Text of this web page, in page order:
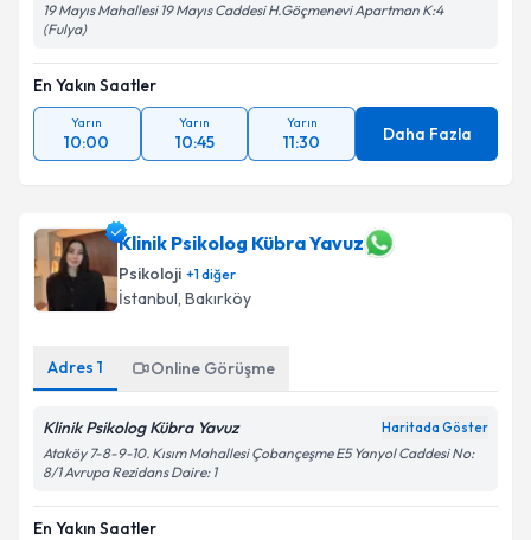
19 Mayıs Mahallesi 19 Mayıs Caddesi H.Göçmenevi Apartman K:4
(Fulya)
En Yakın Saatler
Yarın
10:00
Yarın
10:45
Yarın
11:30 Daha Fazla
Klinik Psikolog Kübra Yavuz
Psikoloji +1diğer
İstanbul, Bakırköy
Adres 1 Online Görüşme
Klinik Psikolog Kübra Yavuz Haritada Göster
Ataköy 7-8-9-10. Kısım Mahallesi Çobançeşme E5 Yanyol Caddesi No:
8/1 Avrupa Rezidans Daire: 1
En Yakın Saatler